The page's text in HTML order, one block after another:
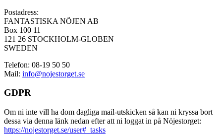
Postadress:
FANTASTISKA NÖJEN AB
Box 100 11
121 26 STOCKHOLM-GLOBEN
SWEDEN
Telefon: 08-19 50 50
Mail: info@nojestorget.se
GDPR
Om ni inte vill ha dom dagliga mail-utskicken så kan ni kryssa bort
dessa via denna länk nedan efter att ni loggat in på Nöjestorget:
https://nojestorget.se/user#_tasks